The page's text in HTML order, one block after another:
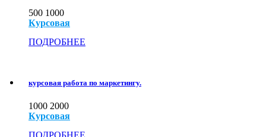
500 1000
Курсовая
ПОДРОБНЕЕ
курсовая работа по маркетингу.
1000 2000
Курсовая